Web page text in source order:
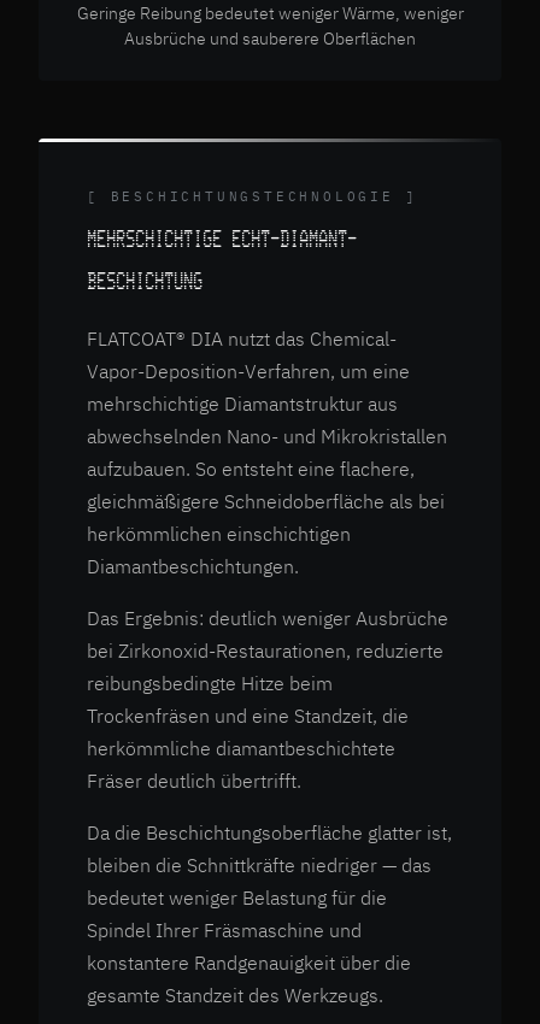
[ BESCHICHTUNGSTECHNOLOGIE ]
MEHRSCHICHTIGE ECHT-DIAMANT-
BESCHICHTUNG
FLATCOAT® DIA nutzt das Chemical-
Vapor-Deposition-Verfahren, um eine
mehrschichtige Diamantstruktur aus
abwechselnden Nano- und Mikrokristallen
aufzubauen. So entsteht eine flachere,
gleichmäßigere Schneidoberfläche als bei
herkömmlichen einschichtigen
Diamantbeschichtungen.
Das Ergebnis: deutlich weniger Ausbrüche
bei Zirkonoxid-Restaurationen, reduzierte
reibungsbedingte Hitze beim
Trockenfräsen und eine Standzeit, die
herkömmliche diamantbeschichtete
Fräser deutlich übertrifft.
Da die Beschichtungsoberfläche glatter ist,
bleiben die Schnittkräfte niedriger — das
bedeutet weniger Belastung für die
Spindel Ihrer Fräsmaschine und
konstantere Randgenauigkeit über die
gesamte Standzeit des Werkzeugs.
Geringe Reibung bedeutet weniger Wärme, weniger
Ausbrüche und sauberere Oberflächen